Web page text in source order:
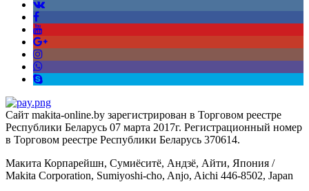
Сайт makita-online.by зарегистрирован в Торговом реестре
Республики Беларусь 07 марта 2017г. Регистрационный номер
в Торговом реестре Республики Беларусь 370614.
Макита Корпарейшн, Сумиёситё, Андзё, Айти, Япония /
Makita Corporation, Sumiyoshi-cho, Anjo, Aichi 446-8502, Japan